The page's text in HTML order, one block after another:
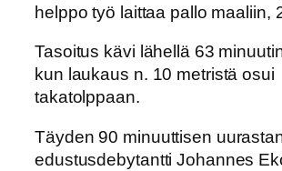
helppo työ laittaa pallo maaliin,
Tasoitus kävi lähellä 63
kun laukaus n. 10 metristä osui
takatolppaan.
Täyden 90 minuuttisen
edustusdebytantti Johannes